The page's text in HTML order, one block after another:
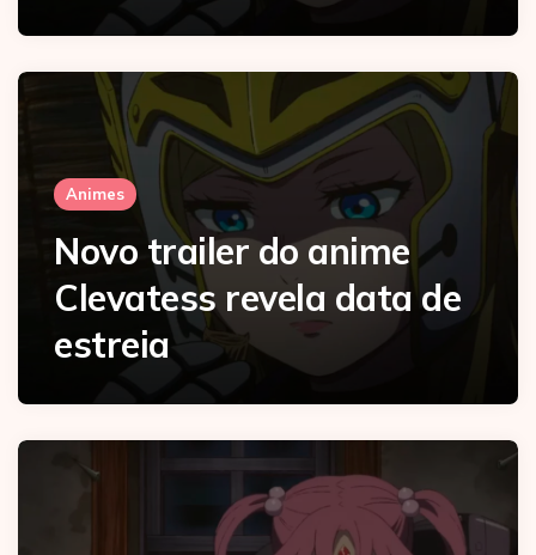
Animes
Novo trailer do anime
Clevatess revela data de
estreia